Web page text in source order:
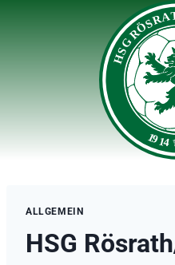
ALLGEMEIN
HSG